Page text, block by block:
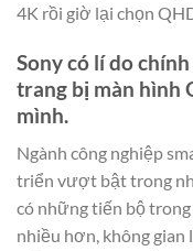
4K rồi giờ lại chọn
Sony có lí do
trang bị màn hình
mình.
Ngành công nghiệp
triển vượt bật trong
có những tiến bộ
nhiều hơn, không